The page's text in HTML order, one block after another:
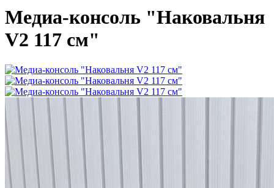
Медиа-консоль "Наковальня
V2 117 см"